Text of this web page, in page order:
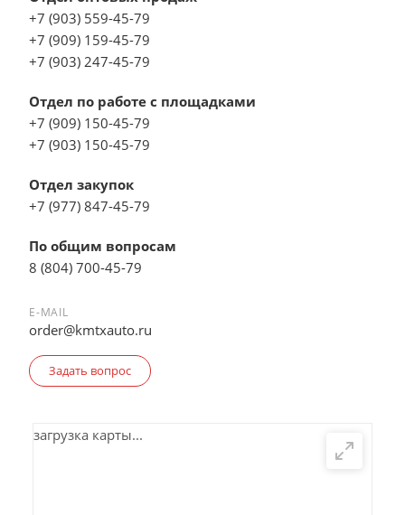
+7 (903) 559-45-79
+7 (909) 159-45-79
+7 (903) 247-45-79
Отдел по работе с площадками
+7 (909) 150-45-79
+7 (903) 150-45-79
Отдел закупок
+7 (977) 847-45-79
По общим вопросам
8 (804) 700-45-79
E-MAIL
order@kmtxauto.ru
Задать вопрос
загрузка карты...